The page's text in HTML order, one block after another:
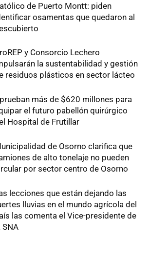
de Puerto Montt: piden
osamentas que quedaron al
y Consorcio Lechero
la sustentabilidad y gestión
residuos plásticos en sector lácteo
más de $620 millones para
el futuro pabellón quirúrgico
Hospital de Frutillar
de Osorno clarifica que
de alto tonelaje no pueden
por sector centro de Osorno
lecciones que están dejando las
lluvias en el mundo agrícola del
las comenta el Vice-presidente de
SNA